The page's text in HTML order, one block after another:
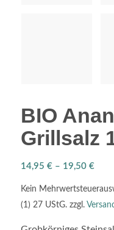
BIO
Grillsalz
14,95 €– 19,50 €
Kein
(1) 27 UStG. zzgl.